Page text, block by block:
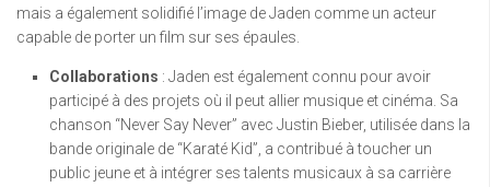
mais a également solidifié l’image de Jaden comme un acteur
capable de porter un film sur ses épaules.
Collaborations : Jaden est également connu pour avoir
participé à des projets où il peut allier musique et cinéma. Sa
chanson “Never Say Never” avec Justin Bieber, utilisée dans la
bande originale de “Karaté Kid”, a contribué à toucher un
public jeune et à intégrer ses talents musicaux à sa carrière